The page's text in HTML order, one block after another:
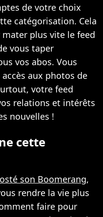
de votre choix
catégorisation. Cela
plus vite le feed
vous taper
vos abos. Vous
aux photos de
votre feed
relations et intérêts
nouvelles !
cette
son Boomerang,
rendre la vie plus
faire pour